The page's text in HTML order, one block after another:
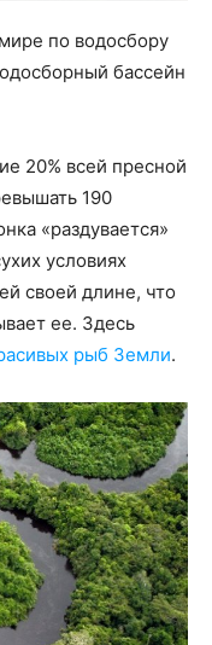
по водосбору
бассейн
20% всей пресной
190
«раздувается»
условиях
своей длине, что
ее. Здесь
рыб Земли.